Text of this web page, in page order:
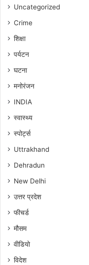
Uncategorized
Crime
शिक्षा
पर्यटन
घटना
मनोरंजन
INDIA
स्वास्थ्य
स्पोर्ट्स
Uttrakhand
Dehradun
New Delhi
उत्तर प्रदेश
फीचर्ड
मौसम
वीडियो
विदेश